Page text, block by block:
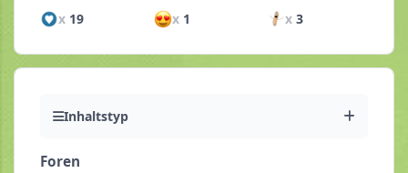
x 19 x1 x 3
Inhaltstyp
Foren